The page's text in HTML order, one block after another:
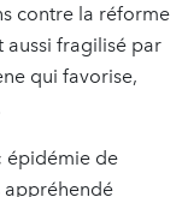
contre la réforme
aussi fragilisé par
qui favorise,
épidémie de
appréhendé